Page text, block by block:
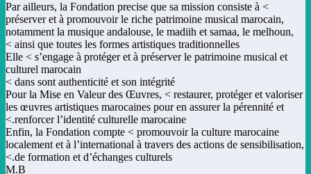
Par ailleurs, la Fondation precise que sa mission consiste à <
préserver et à promouvoir le riche patrimoine musical marocain,
notamment la musique andalouse, le madiih et samaa, le melhoun,
ainsi que toutes les formes artistiques traditionnelles >
Elle < s’engage à protéger et à préserver le patrimoine musical et
culturel marocain
dans sont authenticité et son intégrité >
Pour la Mise en Valeur des Œuvres, < restaurer, protéger et valoriser
les œuvres artistiques marocaines pour en assurer la pérennité et
renforcer l’identité culturelle marocaine.>
Enfin, la Fondation compte < promouvoir la culture marocaine
localement et à l’international à travers des actions de sensibilisation,
de formation et d’échanges culturels.>
M.B